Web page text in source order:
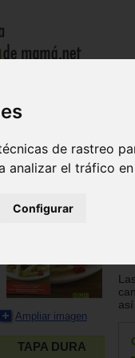
de rastreo
analizar el tráfico
Configurar
> Saludable
Ampliar imagen
TAPA DURA